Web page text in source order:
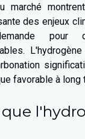
marché
des enjeux
pour
favorable à long